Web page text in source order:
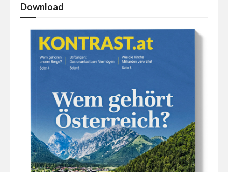
Download